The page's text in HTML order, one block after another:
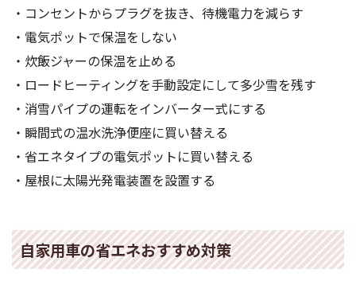
・コンセントからプラグを抜き、待機電力を減らす
・電気ポットで保温をしない
・炊飯ジャーの保温を止める
・ロードヒーティングを手動設定にして多少雪を残す
・消雪パイプの運転をインバーター式にする
・瞬間式の温水洗浄便座に買い替える
・省エネタイプの電気ポットに買い替える
・屋根に太陽光発電装置を設置する
自家用車の省エネおすすめ対策